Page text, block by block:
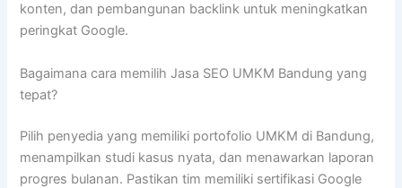
konten, dan pembangunan backlink untuk meningkatkan
peringkat Google.
Bagaimana cara memilih Jasa SEO UMKM Bandung yang
tepat?
Pilih penyedia yang memiliki portofolio UMKM di Bandung,
menampilkan studi kasus nyata, dan menawarkan laporan
progres bulanan. Pastikan tim memiliki sertifikasi Google